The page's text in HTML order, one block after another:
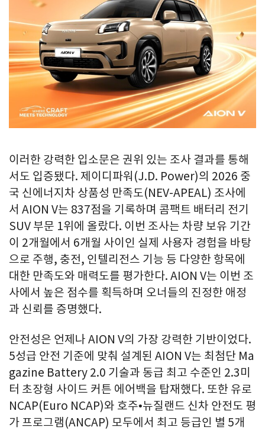
이러한 강력한 입소문은 권위 있는 조사 결과를 통해
서도 입증됐다. 제이디파워(J.D. Power)의 2026 중
국 신에너지차 상품성 만족도(NEV-APEAL) 조사에
서 AION V는 837점을 기록하며 콤팩트 배터리 전기
SUV 부문 1위에 올랐다. 이번 조사는 차량 보유 기간
이 2개월에서 6개월 사이인 실제 사용자 경험을 바탕
으로 주행, 충전, 인텔리전스 기능 등 다양한 항목에
대한 만족도와 매력도를 평가한다. AION V는 이번 조
사에서 높은 점수를 획득하며 오너들의 진정한 애정
과 신뢰를 증명했다.
안전성은 언제나 AION V의 가장 강력한 기반이었다.
5성급 안전 기준에 맞춰 설계된 AION V는 최첨단 Ma
gazine Battery 2.0 기술과 동급 최고 수준인 2.3미
터 초장형 사이드 커튼 에어백을 탑재했다. 또한 유로
NCAP(Euro NCAP)와 호주•뉴질랜드 신차 안전도 평
가 프로그램(ANCAP) 모두에서 최고 등급인 별 5개